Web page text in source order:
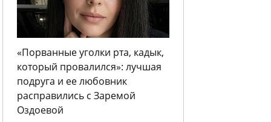
«Порванные уголки рта, кадык,
который провалился»: лучшая
подруга и ее любовник
расправились с Заремой
Оздоевой